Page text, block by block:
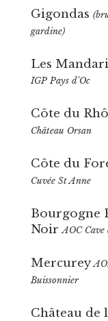
Gigondas
gardine)
Les
IGP Pays d'Oc
Côte du
Château Orsan
Côte du
Cuvée St Anne
Bourgogne
NoirAOC
Mercurey
Buissonnier
Château de